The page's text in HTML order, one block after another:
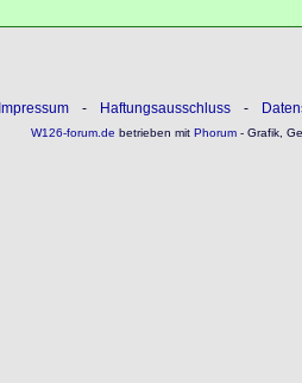
Impressum - Haftungsausschluss -
W126-forum.de betrieben mitPhorum- Grafik,